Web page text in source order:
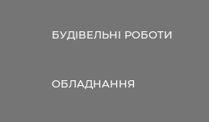
БУДІВЕЛЬНІ РОБОТИ
ОБЛАДНАННЯ